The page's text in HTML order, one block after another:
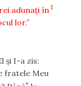
adunaţi în 1
lor.”
şi I-a zis:
fratele Meu
*